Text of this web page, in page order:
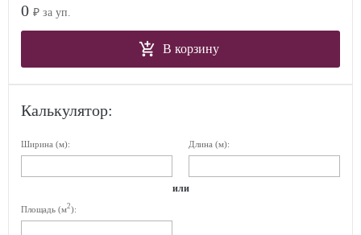
0 ₽ за уп.
В корзину
Калькулятор:
Ширина (м): Длина (м):
или
Площадь (м2):